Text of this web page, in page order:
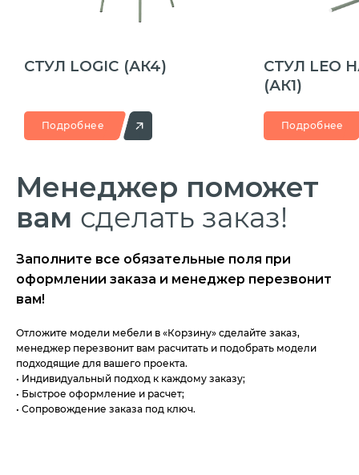
СТУЛ LOGIC (АК4)
Подробнее
СТУЛ LEO
(АК1)
Подробнее
Менеджер поможет
вам сделать заказ!
Заполните все обязательные поля при
оформлении заказа и менеджер перезвонит
вам!
Отложите модели мебели в «Корзину» сделайте заказ,
менеджер перезвонит вам расчитать и подобрать модели
подходящие для вашего проекта.
• Индивидуальный подход к каждому заказу;
• Быстрое оформление и расчет;
• Сопровождение заказа под ключ.